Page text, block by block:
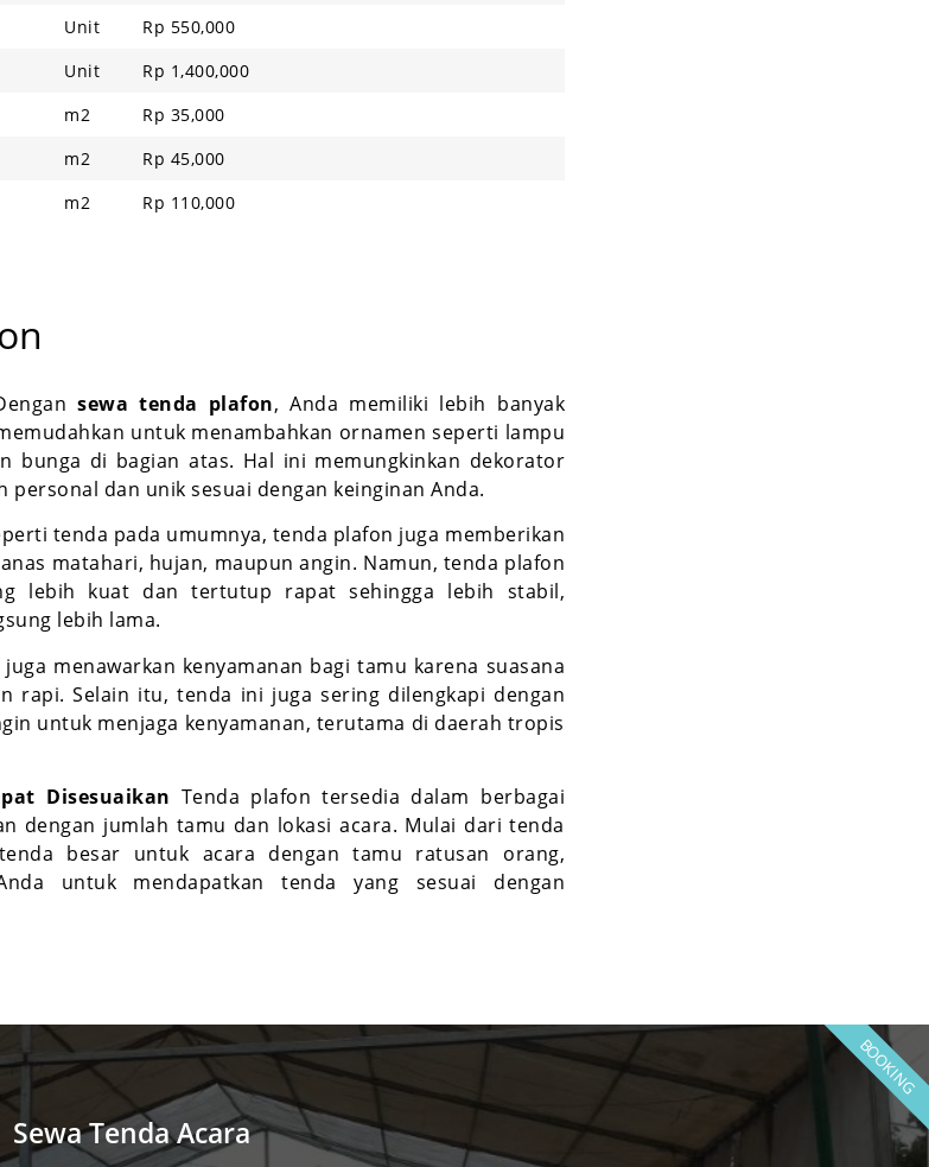
Unit
Rp 550,000
Unit
Rp 1,400,000
m2
Rp 35,000
m2
Rp 45,000
m2 Rp 110,000
sewa tenda plafon, Anda memiliki lebih banyak
untuk menambahkan ornamen seperti lampu
bunga di bagian atas. Hal ini memungkinkan dekorator
dan unik sesuai dengan keinginan Anda.
tenda pada umumnya, tenda plafon juga memberikan
matahari, hujan, maupun angin. Namun, tenda plafon
lebih kuat dan tertutup rapat sehingga lebih stabil,
lebih lama.
menawarkan kenyamanan bagi tamu karena suasana
rapi. Selain itu, tenda ini juga sering dilengkapi dengan
untuk menjaga kenyamanan, terutama di daerah tropis
Disesuaikan Tenda plafon tersedia dalam berbagai
dengan jumlah tamu dan lokasi acara. Mulai dari tenda
besar untuk acara dengan tamu ratusan orang,
untuk mendapatkan tenda yang sesuai dengan
Sewa Tenda Acara
BOOKING